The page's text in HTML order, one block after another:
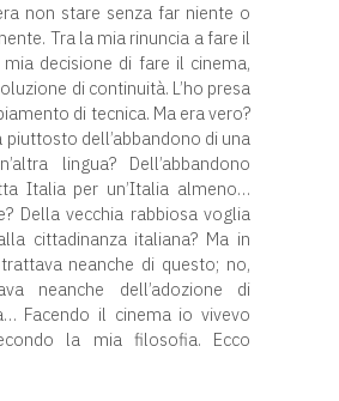
non stare senza far niente o
Tra la mia rinuncia a fare il
decisione di fare il cinema,
di continuità. L’ho presa
di tecnica. Ma era vero?
piuttosto dell’abbandono di una
lingua? Dell’abbandono
Italia per un’Italia almeno…
Della vecchia rabbiosa voglia
cittadinanza italiana? Ma in
neanche di questo; no,
neanche dell’adozione di
Facendo il cinema io vivevo
la mia filosofia. Ecco